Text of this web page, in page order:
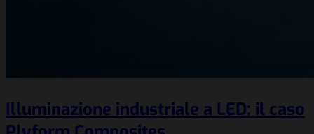
Illuminazione industriale a LED: il caso